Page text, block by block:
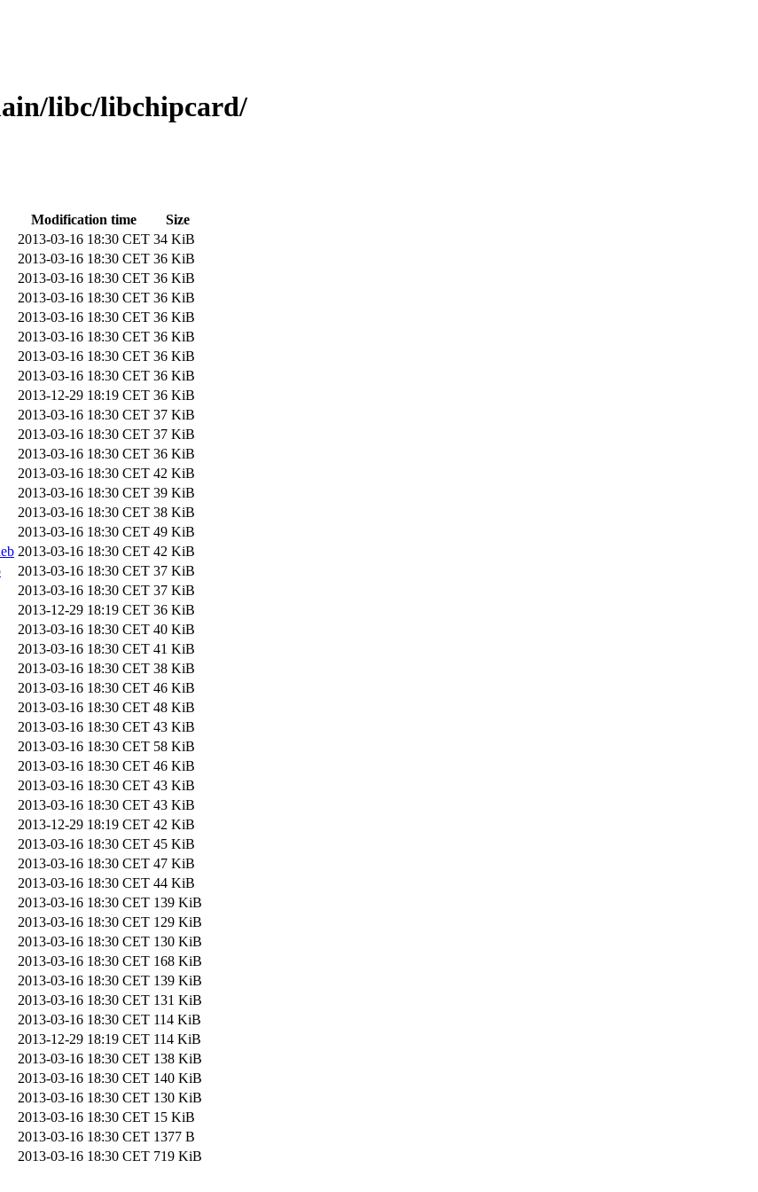
libc/libchipcard/
Modification time
Size
2013-03-16 18:30 CET 34 KiB
2013-03-16 18:30 CET 36 KiB
2013-03-16 18:30 CET 36 KiB
2013-03-16 18:30 CET 36 KiB
2013-03-16 18:30 CET 36 KiB
2013-03-16 18:30 CET 36 KiB
2013-03-16 18:30 CET 36 KiB
2013-03-16 18:30 CET 36 KiB
2013-12-29 18:19 CET 36 KiB
2013-03-16 18:30 CET 37 KiB
2013-03-16 18:30 CET 37 KiB
2013-03-16 18:30 CET 36 KiB
2013-03-16 18:30 CET 42 KiB
2013-03-16 18:30 CET 39 KiB
2013-03-16 18:30 CET 38 KiB
2013-03-16 18:30 CET 49 KiB
2013-03-16 18:30 CET 42 KiB
2013-03-16 18:30 CET 37 KiB
2013-03-16 18:30 CET 37 KiB
2013-12-29 18:19 CET 36 KiB
2013-03-16 18:30 CET 40 KiB
2013-03-16 18:30 CET 41 KiB
2013-03-16 18:30 CET 38 KiB
2013-03-16 18:30 CET 46 KiB
2013-03-16 18:30 CET 48 KiB
2013-03-16 18:30 CET 43 KiB
2013-03-16 18:30 CET 58 KiB
2013-03-16 18:30 CET 46 KiB
2013-03-16 18:30 CET 43 KiB
2013-03-16 18:30 CET 43 KiB
2013-12-29 18:19 CET 42 KiB
2013-03-16 18:30 CET 45 KiB
2013-03-16 18:30 CET 47 KiB
2013-03-16 18:30 CET 44 KiB
2013-03-16 18:30 CET 139 KiB
2013-03-16 18:30 CET 129 KiB
2013-03-16 18:30 CET 130 KiB
2013-03-16 18:30 CET 168 KiB
2013-03-16 18:30 CET 139 KiB
2013-03-16 18:30 CET 131 KiB
2013-03-16 18:30 CET 114 KiB
2013-12-29 18:19 CET 114 KiB
2013-03-16 18:30 CET 138 KiB
2013-03-16 18:30 CET 140 KiB
2013-03-16 18:30 CET 130 KiB
2013-03-16 18:30 CET 15 KiB
2013-03-16 18:30 CET 1377 B
2013-03-16 18:30 CET 719 KiB